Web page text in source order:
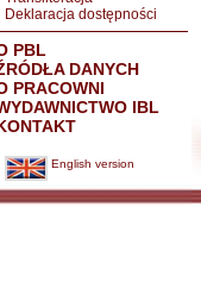
Deklaracja dostępności
PBL
DANYCH
PRACOWNI
IBL
English version